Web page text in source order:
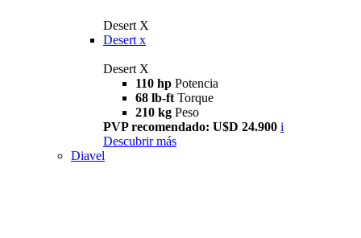
Desert X
Desert x
Desert X
110 hp Potencia
68 lb-ft Torque
210 kg Peso
PVP recomendado: U$D 24.900 i
Descubrir más
Diavel